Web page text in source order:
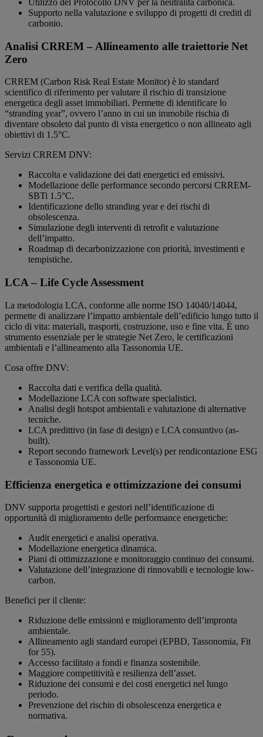
Utilizzo del Protocollo DNV per la neutralità carbonica.
Supporto nella valutazione e sviluppo di progetti di crediti di
carbonio.
Analisi CRREM – Allineamento alle traiettorie Net
Zero
CRREM (Carbon Risk Real Estate Monitor) è lo standard
scientifico di riferimento per valutare il rischio di transizione
energetica degli asset immobiliari. Permette di identificare lo
“stranding year”, ovvero l’anno in cui un immobile rischia di
diventare obsoleto dal punto di vista energetico o non allineato agli
obiettivi di 1.5°C.
Servizi CRREM DNV:
Raccolta e validazione dei dati energetici ed emissivi.
Modellazione delle performance secondo percorsi CRREM-
SBTi 1.5°C.
Identificazione dello stranding year e dei rischi di
obsolescenza.
Simulazione degli interventi di retrofit e valutazione
dell’impatto.
Roadmap di decarbonizzazione con priorità, investimenti e
tempistiche.
LCA – Life Cycle Assessment
La metodologia LCA, conforme alle norme ISO 14040/14044,
permette di analizzare l’impatto ambientale dell’edificio lungo tutto il
ciclo di vita: materiali, trasporti, costruzione, uso e fine vita. È uno
strumento essenziale per le strategie Net Zero, le certificazioni
ambientali e l’allineamento alla Tassonomia UE.
Cosa offre DNV:
Raccolta dati e verifica della qualità.
Modellazione LCA con software specialistici.
Analisi degli hotspot ambientali e valutazione di alternative
tecniche.
LCA predittivo (in fase di design) e LCA consuntivo (as-
built).
Report secondo framework Level(s) per rendicontazione ESG
e Tassonomia UE.
Efficienza energetica e ottimizzazione dei consumi
DNV supporta progettisti e gestori nell’identificazione di
opportunità di miglioramento delle performance energetiche:
Audit energetici e analisi operativa.
Modellazione energetica dinamica.
Piani di ottimizzazione e monitoraggio continuo dei consumi.
Valutazione dell’integrazione di rinnovabili e tecnologie low-
carbon.
Benefici per il cliente:
Riduzione delle emissioni e miglioramento dell’impronta
ambientale.
Allineamento agli standard europei (EPBD, Tassonomia, Fit
for 55).
Accesso facilitato a fondi e finanza sostenibile.
Maggiore competitività e resilienza dell’asset.
Riduzione dei consumi e dei costi energetici nel lungo
periodo.
Prevenzione del rischio di obsolescenza energetica e
normativa.